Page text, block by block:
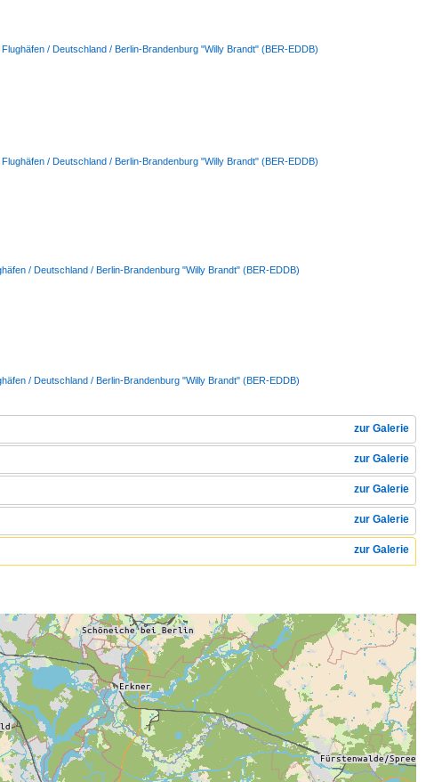
Flughäfen / Deutschland / Berlin-Brandenburg "Willy Brandt" (BER-EDDB)
Flughäfen / Deutschland / Berlin-Brandenburg "Willy Brandt" (BER-EDDB)
/ Deutschland / Berlin-Brandenburg "Willy Brandt" (BER-EDDB)
/ Deutschland / Berlin-Brandenburg "Willy Brandt" (BER-EDDB)
zur Galerie
zur Galerie
zur Galerie
zur Galerie
zur Galerie